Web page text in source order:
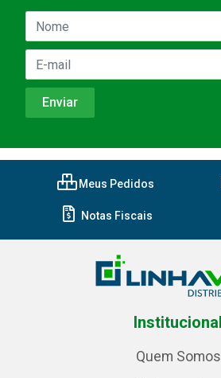
Meus Pedidos
Notas Fiscais
Institucional
Quem Somos